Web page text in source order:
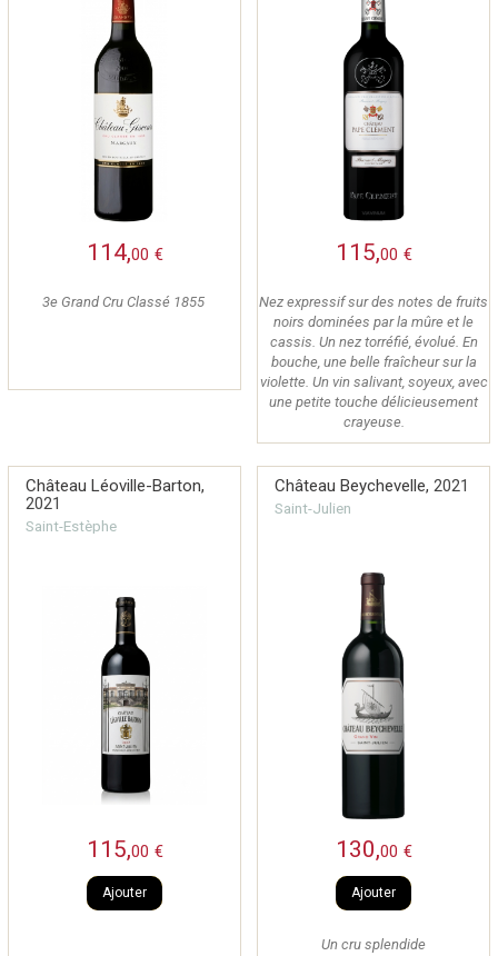
114,00 €
3e Grand Cru Classé 1855
115,00 €
Nez expressif sur des notes de fruits
noirs dominées par la mûre et le
cassis. Un nez torréfié, évolué. En
bouche, une belle fraîcheur sur la
violette. Un vin salivant, soyeux, avec
une petite touche délicieusement
crayeuse.
Château Léoville-Barton,
2021
Saint-Estèphe
115,00 €
Ajouter
Château Beychevelle, 2021
Saint-Julien
130,00 €
Ajouter
Un cru splendide